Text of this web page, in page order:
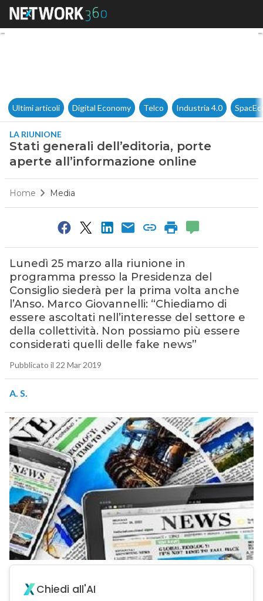
Stati generali dell’editoria,
Ultimi articoli Digital Economy Telco Industria 4.0
LA RIUNIONE
Stati generali dell’editoria, porte
aperte all’informazione online
Home Media
Lunedì 25 marzo alla riunione in
programma presso la Presidenza del
Consiglio siederà per la prima volta anche
l’Anso. Marco Giovannelli: “Chiediamo di
essere ascoltati nell’interesse del settore e
della collettività. Non possiamo più essere
considerati quelli delle fake news”
Pubblicato il 22 Mar 2019
A. S.
Chiedi all'AI